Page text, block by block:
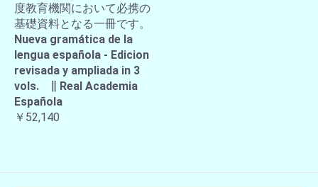
度教育機関において必携の
基礎資料となる一冊です。
Nueva gramática de la
lengua española - Edicion
revisada y ampliada in 3
vols. ∥ Real Academia
Española
￥52,140